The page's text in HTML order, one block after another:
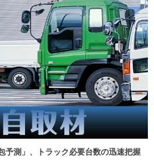
予測」、トラック必要台数の迅速把握